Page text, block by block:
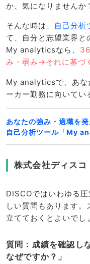
か、気になりませんか
そんな時は、 自己分析
て、自分と志望業界と
My analyticsなら、
み・弱み→それに基づ
My analyticsで、あな
ーカー勤務に向いてい
あなたの強み・適職を発
自己分析ツール「My
株式会社ディス
DISCOではいわゆる
しい質問もあります
立てておくとよいでし
質問：成績を確認し
なぜですか？」